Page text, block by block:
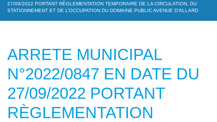
27/09/2022 PORTANT RÈGLEMENTATION TEMPORAIRE DE LA CIRCULATION, DU
STATIONNEMENT ET DE L’OCCUPATION DU DOMAINE PUBLIC AVENUE D’ALLARD
ARRETE MUNICIPAL
N°2022/0847 EN DATE DU
27/09/2022 PORTANT
RÈGLEMENTATION